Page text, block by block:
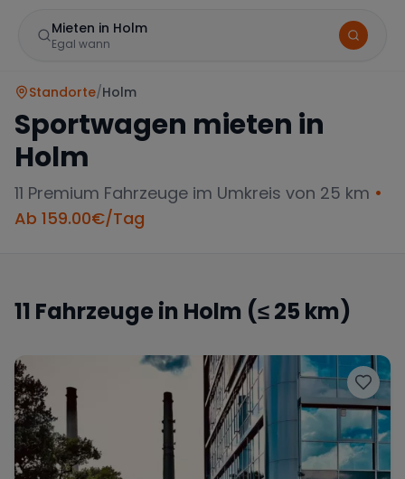
Mieten in Holm
Egal wann
Lamborghini Ferrari
Wann
Standorte/Holm
Sportwagen mieten in
Holm
11 Premium Fahrzeuge im Umkreis von 25 km •
Ab 159.00€/Tag
11 Fahrzeuge in Holm (≤ 25 km)